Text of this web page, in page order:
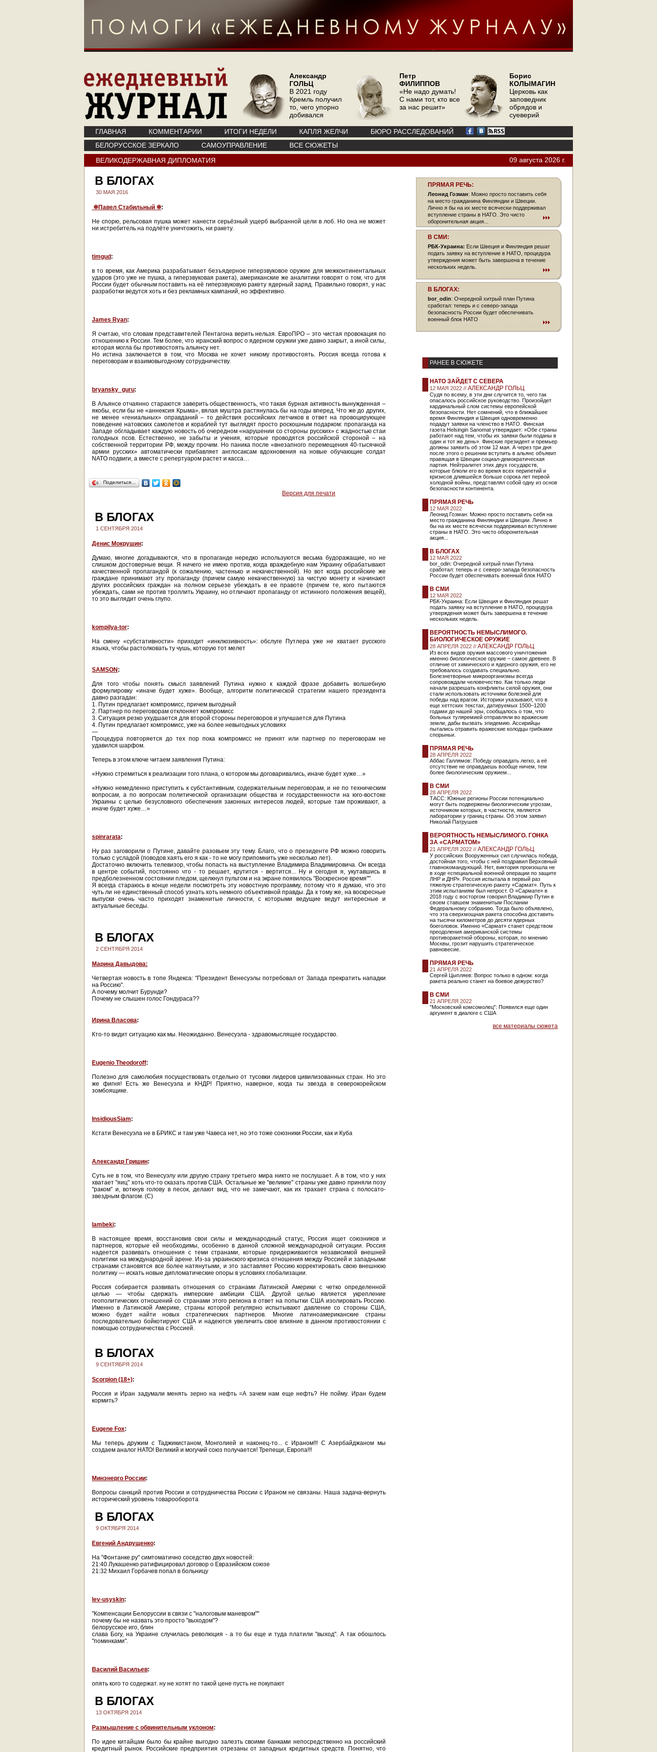
Александр
ГОЛЬЦ
В 2021 году
Кремль получил
то, чего упорно
добивался
Петр
ФИЛИППОВ
«Не надо думать!
С нами тот, кто все
за нас решит»
Борис
КОЛЫМАГИН
Церковь как
заповедник
обрядов и
суеверий
ГЛАВНАЯ КОММЕНТАРИИ ИТОГИ НЕДЕЛИ КАПЛЯ ЖЕЛЧИ
БЮРО РАССЛЕДОВАНИЙ
БЕЛОРУССКОЕ ЗЕРКАЛО
САМОУПРАВЛЕНИЕ
ВСЕ СЮЖЕТЫ
ВЕЛИКОДЕРЖАВНАЯ ДИПЛОМАТИЯ
09 августа 2026 г.
В БЛОГАХ
30 МАЯ 2016
❇Павел Стабильный ❇:
Не спорю, рельсовая пушка может нанести серьёзный ущерб выбранной цели в лоб. Но она не может
ни истребитель на подлёте уничтожить, ни ракету.
timgud :
в то время, как Америка разрабатывает безъядерное гиперзвуковое оружие для межконтинентальных
ударов (это уже не пушка, а гиперзвуковая ракета), американские же аналитики говорят о том, что для
России будет обычным поставить на её гиперзвуковую ракету ядерный заряд. Правильно говорят, у нас
разработки ведутся хоть и без рекламных кампаний, но эффективно.
James Ryan:
Я считаю, что словам представителей Пентагона верить нельзя. ЕвроПРО – это чистая провокация по
отношению к России. Тем более, что иранский вопрос о ядерном оружии уже давно закрыт, а иной силы,
которая могла бы противостоять альянсу нет.
Но истина заключается в том, что Москва не хочет никому противостоять. Россия всегда готова к
переговорам и взаимовыгодному сотрудничеству.
bryansky_guru:
В Альянсе отчаянно стараются заверить общественность, что такая бурная активность вынужденная –
якобы, если бы не «аннексия Крыма», вялая муштра растянулась бы на годы вперед. Что же до других,
не менее «гениальных» оправданий – то действия российских летчиков в ответ на провоцирующее
поведение натовских самолетов и кораблей тут выглядят просто роскошным подарком: пропаганда на
Западе обгладывает каждую новость об очередном «нарушении со стороны русских» с жадностью стаи
голодных псов. Естественно, не забыты и учения, которые проводятся российской стороной – на
собственной территории РФ, между прочим. Но паника после «внезапного перемещения 40-тысячной
армии русских» автоматически прибавляет англосаксам вдохновения на новые обучающие солдат
NATO подвиги, а вместе с репертуаром растет и касса…
Поделиться…
Версия для печати
В БЛОГАХ
1 СЕНТЯБРЯ 2014
Денис Мокрушин:
Думаю, многие догадываются, что в пропаганде нередко используются весьма будоражащие, но не
слишком достоверные вещи. Я ничего не имею против, когда враждебную нам Украину обрабатывают
качественной пропагандой (к сожалению, частенько и некачественной). Но вот когда российские же
граждане принимают эту пропаганду (причем самую некачественную) за чистую монету и начинают
других российских граждан на полном серьезе убеждать в ее правоте (причем те, кого пытаются
убеждать, сами не против троллить Украину, но отличают пропаганду от истинного положения вещей),
то это выглядит очень глупо.
kompilya-tor:
На смену «субстативности» приходит «инклюзивность»: обслуге Путлера уже не хватает русского
языка, чтобы растолковать ту чушь, которую тот мелет
SAMSON :
Для того чтобы понять смысл заявлений Путина нужно к каждой фразе добавить волшебную
формулировку «иначе будет хуже». Вообще, алгоритм политической стратегии нашего президента
давно разгадан:
1. Путин предлагает компромисс, причем выгодный
2. Партнер по переговорам отклоняет компромисс
3. Ситуация резко ухудшается для второй стороны переговоров и улучшается для Путина
4. Путин предлагает компромисс, уже на более невыгодных условиях
—
Процедура повторяется до тех пор пока компромисс не принят или партнер по переговорам не
удавился шарфом.
Теперь в этом ключе читаем заявления Путина:
«Нужно стремиться к реализации того плана, о котором мы договаривались, иначе будет хуже…»
«Нужно немедленно приступить к субстантивным, содержательным переговорам, и не по техническим
вопросам, а по вопросам политической организации общества и государственности на юго-востоке
Украины с целью безусловного обеспечения законных интересов людей, которые там проживают, а
иначе будет хуже…»
spinrarata:
Ну раз заговорили о Путине, давайте разовьем эту тему. Благо, что о президенте РФ можно говорить
только с усладой (поводов хаять его я как - то не могу припомнить уже несколько лет).
Достаточно включить телевизор, чтобы попасть на выступление Владимира Владимировича. Он всегда
в центре событий, постоянно что - то решает, крутится - вертится... Ну и сегодня я, укутавшись в
предболезненном состоянии пледом, щелкнул пультом и на экране появилось "Воскресное время"".
Я всегда стараюсь в конце недели посмотреть эту новостную программу, потому что я думаю, что это
чуть ли не единственный способ узнать хоть немного объективной правды. Да к тому же, на воскресные
выпуски очень часто приходят знаменитые личности, с которыми ведущие ведут интересные и
актуальные беседы.
В БЛОГАХ
2 СЕНТЯБРЯ 2014
Марина Давыдова:
Четвертая новость в топе Яндекса: "Президент Венесуэлы потребовал от Запада прекратить нападки
на Россию".
А почему молчит Бурунди?
Почему не слышен голос Гондураса??
Ирина Власова:
Кто-то видит ситуацию как мы. Неожиданно. Венесуэла - здравомыслящее государство.
Eugenio Theodoroff:
Полезно для самолюбия посуществовать отдельно от тусовки лидеров цивилизованных стран. Но это
же фигня! Есть же Венесуэла и КНДР! Приятно, наверное, когда ты звезда в северокорейском
зомбоящике.
InsidiousSiam:
Кстати Венесуэла не в БРИКС и там уже Чавеса нет, но это тоже союзники России, как и Куба
Александр Гришин:
Суть не в том, что Венесуэлу или другую страну третьего мира никто не послушает. А в том, что у них
хватает "яиц" хоть что-то сказать против США. Остальные же "великие" страны уже давно приняли позу
"раком" и, воткнув голову в песок, делают вид, что не замечают, как их трахает страна с полосато-
звездным флагом. (С)
lambeki:
В настоящее время, восстановив свои силы и международный статус, Россия ищет союзников и
партнеров, которые ей необходимы, особенно в данной сложной международной ситуации. Россия
надеется развивать отношения с теми странами, которые придерживаются независимой внешней
политики на международной арене. Из-за украинского кризиса отношения между Россией и западными
странами становятся все более натянутыми, и это заставляет Россию корректировать свою внешнюю
политику — искать новые дипломатические опоры в условиях глобализации.
Россия собирается развивать отношения со странами Латинской Америки с четко определенной
целью — чтобы сдержать имперские амбиции США. Другой целью является укрепление
геополитических отношений со странами этого региона в ответ на попытки США изолировать Россию.
Именно в Латинской Америке, страны которой регулярно испытывают давление со стороны США,
можно будет найти новых стратегических партнеров. Многие латиноамериканские страны
последовательно бойкотируют США и надеются увеличить свое влияние в данном противостоянии с
помощью сотрудничества с Россией.
В БЛОГАХ
9 СЕНТЯБРЯ 2014
Scorpion (18+):
Россия и Иран задумали менять зерно на нефть =А зачем нам еще нефть? Не пойму. Иран будем
кормить?
Eugene Fox:
Мы теперь дружим с Таджикистаном, Монголией и наконец-то... с Ираном!!! С Азербайджаном мы
создаем аналог НАТО! Великий и могучий союз получается! Трепещи, Европа!!!
Минэнерго России:
Вопросы санкций против России и сотрудничества России с Ираном не связаны. Наша задача-вернуть
исторический уровень товарооборота
В БЛОГАХ
9 ОКТЯБРЯ 2014
Евгений Андрущенко:
На "Фонтанке.ру" симтоматично соседство двух новостей:
21:40 Лукашенко ратифицировал договор о Евразийском союзе
21:32 Михаил Горбачев попал в больницу
lev-usyskin:
"Компенсации Белоруссии в связи с "налоговым маневром""
почему бы не назвать это просто "выходом"?
белорусское иго, блин
слава Богу, на Украине случилась революция - а то бы еще и туда платили "выход". А так обошлось
"поминками".
Василий Васильев:
опять кого то содержат. ну не хотят по такой цене пусть не покупают
В БЛОГАХ
13 ОКТЯБРЯ 2014
Размышление с обвинительным уклоном:
По идее китайцам было бы крайне выгодно залезть своими банками непосредственно на российский
кредитный рынок. Российские предприятия отрезаны от западных кредитных средств. Понятно, что
ПРЯМАЯ РЕЧЬ:
Леонид Гозман: Можно просто поставить себя
на место гражданина Финляндии и Швеции.
Лично я бы на их месте всячески поддерживал
вступление страны в НАТО. Это чисто
оборонительная акция...
В СМИ:
РБК-Украина: Если Швеция и Финляндия решат
подать заявку на вступление в НАТО, процедура
утверждения может быть завершена в течение
нескольких недель.
В БЛОГАХ:
bor_odin: Очередной хитрый план Путина
сработал: теперь и с северо-запада
безопасность России будет обеспечивать
военный блок НАТО
РАНЕЕ В СЮЖЕТЕ
НАТО ЗАЙДЕТ С СЕВЕРА
12 МАЯ 2022 // АЛЕКСАНДР ГОЛЬЦ
Судя по всему, в эти дни случится то, чего так
опасалось российское руководство. Произойдет
кардинальный слом системы европейской
безопасности. Нет сомнений, что в ближайшее
время Финляндия и Швеция одновременно
подадут заявки на членство в НАТО. Финская
газета Helsingin Sanomat утверждает: «Обе страны
работают над тем, чтобы их заявки были поданы в
один и тот же день». Финские президент и премьер
должны заявить об этом 12 мая. А через три дня
после этого о решении вступить в альянс объявит
правящая в Швеции социал-демократическая
партия. Нейтралитет этих двух государств,
которые блюли его во время всех перипетий и
кризисов длившейся больше сорока лет первой
холодной войны, представлял собой одну из основ
безопасности континента.
ПРЯМАЯ РЕЧЬ
12 МАЯ 2022
Леонид Гозман: Можно просто поставить себя на
место гражданина Финляндии и Швеции. Лично я
бы на их месте всячески поддерживал вступление
страны в НАТО. Это чисто оборонительная
акция...
В БЛОГАХ
12 МАЯ 2022
bor_odin: Очередной хитрый план Путина
сработал: теперь и с северо-запада безопасность
России будет обеспечивать военный блок НАТО
В СМИ
12 МАЯ 2022
РБК-Украина: Если Швеция и Финляндия решат
подать заявку на вступление в НАТО, процедура
утверждения может быть завершена в течение
нескольких недель.
ВЕРОЯТНОСТЬ НЕМЫСЛИМОГО.
БИОЛОГИЧЕСКОЕ ОРУЖИЕ
28 АПРЕЛЯ 2022 // АЛЕКСАНДР ГОЛЬЦ
Из всех видов оружия массового уничтожения
именно биологическое оружие – самое древнее. В
отличие от химического и ядерного оружия, его не
требовалось создавать специально.
Болезнетворные микроорганизмы всегда
сопровождали человечество. Как только люди
начали разрешать конфликты силой оружия, они
стали использовать источники болезней для
победы над врагом. Историки указывают, что в
еще хеттских текстах, датируемых 1500–1200
годами до нашей эры, сообщалось о том, что
больных туляремией отправляли во вражеские
земли, дабы вызвать эпидемию. Ассирийцы
пытались отравить вражеские колодцы грибками
спорыньи.
ПРЯМАЯ РЕЧЬ
28 АПРЕЛЯ 2022
Аббас Галлямов: Победу оправдать легко, а её
отсутствие не оправдаешь вообще ничем, тем
более биологическим оружием...
В СМИ
28 АПРЕЛЯ 2022
ТАСС: Южные регионы России потенциально
могут быть подвержены биологическим угрозам,
источником которых, в частности, являются
лаборатории у границ страны. Об этом заявил
Николай Патрушев
ВЕРОЯТНОСТЬ НЕМЫСЛИМОГО. ГОНКА
ЗА «САРМАТОМ»
21 АПРЕЛЯ 2022 // АЛЕКСАНДР ГОЛЬЦ
У российских Вооруженных сил случилась победа,
достойная того, чтобы с ней поздравил Верховный
главнокомандующий. Нет, виктория произошла не
в ходе «специальной военной операции по защите
ЛНР и ДНР». Россия испытала в первый раз
тяжелую стратегическую ракету «Сармат». Путь к
этим испытаниям был непрост. О «Сармате» в
2018 году с восторгом говорил Владимир Путин в
своем ставшем знаменитым Послании
Федеральному собранию. Тогда было объявлено,
что эта сверхмощная ракета способна доставить
на тысячи километров до десяти ядерных
боеголовок. Именно «Сармат» станет средством
преодоления американской системы
противоракетной обороны, которая, по мнению
Москвы, грозит нарушить стратегическое
равновесие.
ПРЯМАЯ РЕЧЬ
21 АПРЕЛЯ 2022
Сергей Цыпляев: Вопрос только в одном: когда
ракета реально станет на боевое дежурство?
В СМИ
21 АПРЕЛЯ 2022
"Московский комсомолец": Появился еще один
аргумент в диалоге с США
все материалы сюжета